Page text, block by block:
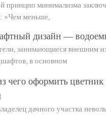
принцип минимализма
«Чем меньше,
дизайн —
занимающиеся внешним
в основном
чего оформить цветник
дачного участка